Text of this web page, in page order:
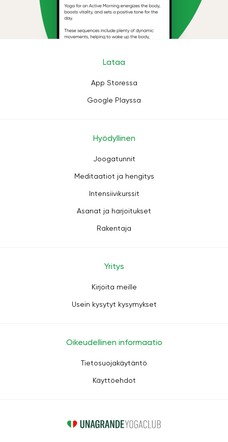
Lataa
App Storessa
Google Playssa
Hyödyllinen
Joogatunnit
Meditaatiot ja hengitys
Intensiivikurssit
Asanat ja harjoitukset
Rakentaja
Yritys
Kirjoita meille
Usein kysytyt kysymykset
Oikeudellinen informaatio
Tietosuojakäytäntö
Käyttöehdot